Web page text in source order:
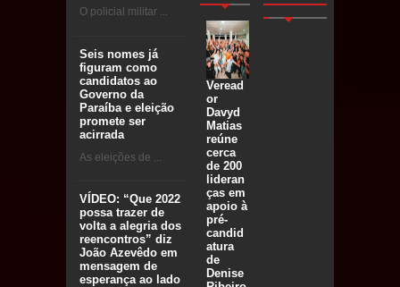
O policial militar ...
Seis nomes já
figuram como
candidatos ao
Governo da
Paraíba e eleição
promete ser
acirrada
As eleições de ...
VÍDEO: “Que 2022
possa trazer de
volta a alegria dos
reencontros” diz
João Azevêdo em
mensagem de
esperança ao lado
Veread
or
Davyd
Matias
reúne
cerca
de 200
lideran
ças em
apoio à
pré-
candid
atura
de
Denise